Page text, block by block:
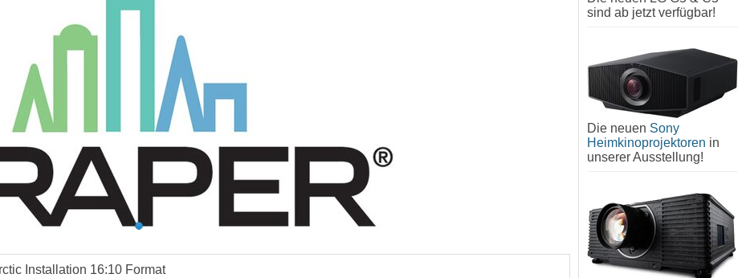
Installation 16:10 Format
sind ab jetzt verfügbar!
Die neuen Sony
Heimkinoprojektoren in
unserer Ausstellung!